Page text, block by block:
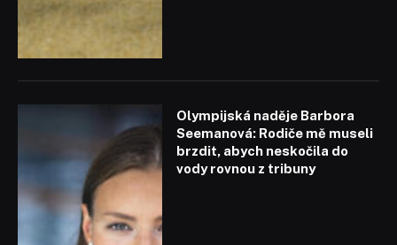
Olympijská naděje Barbora
Seemanová: Rodiče mě museli
brzdit, abych neskočila do
vody rovnou z tribuny